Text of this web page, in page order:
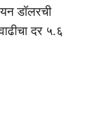
डॉलरची
दर ५.६